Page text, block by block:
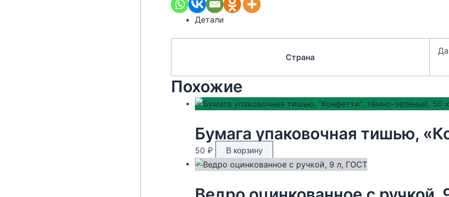
Детали
Страна
Похожие
50 ₽ В корзину